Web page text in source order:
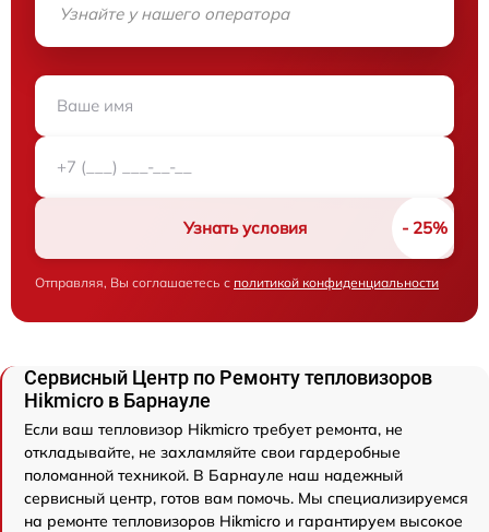
Узнайте у нашего оператора
Узнать условия
Отправляя, Вы соглашаетесь с политикой конфиденциальности
Сервисный Центр по Ремонту тепловизоров
Hikmicro в Барнауле
Если ваш тепловизор Hikmicro требует ремонта, не
откладывайте, не захламляйте свои гардеробные
поломанной техникой. В Барнауле наш надежный
сервисный центр, готов вам помочь. Мы специализируемся
на ремонте тепловизоров Hikmicro и гарантируем высокое